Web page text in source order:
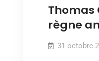
Thomas
règne
31 octobre